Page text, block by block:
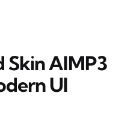
Skin AIMP3
UI